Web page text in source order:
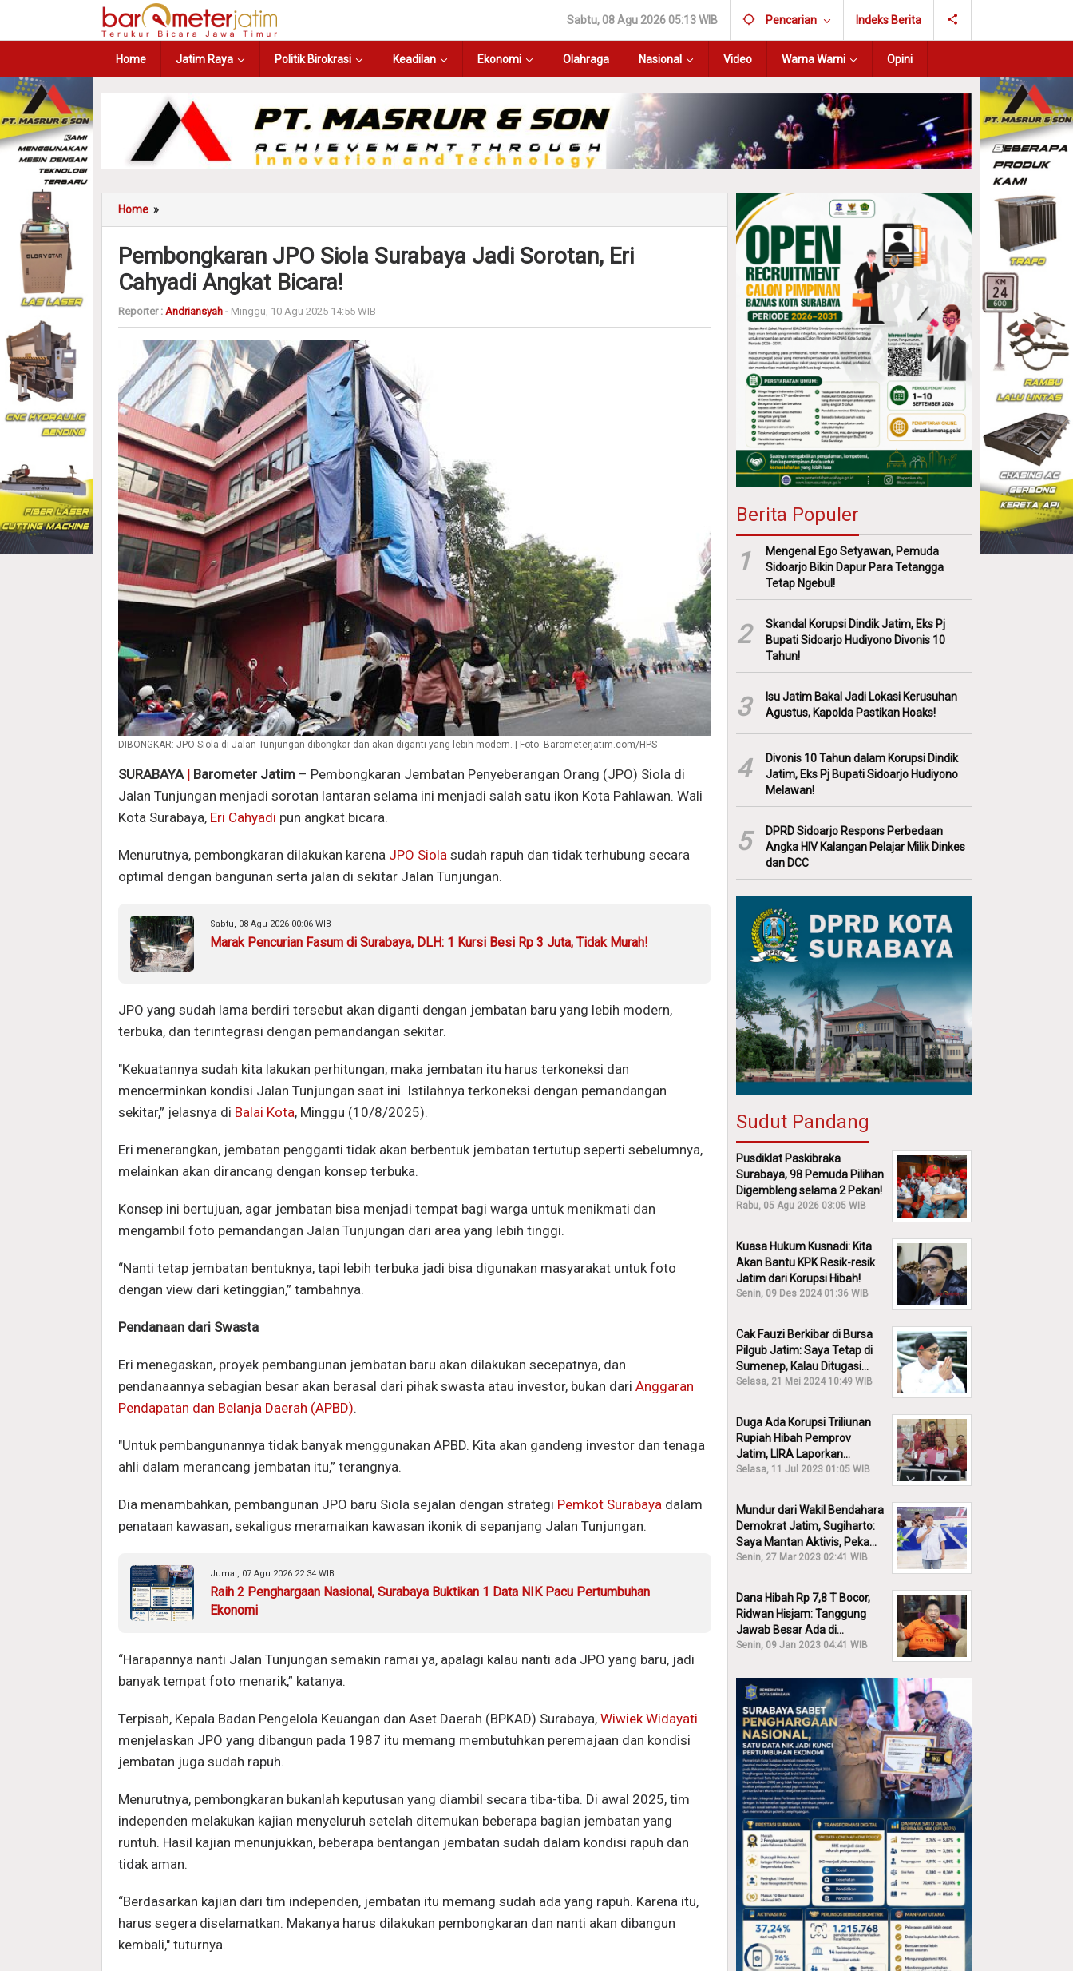
Sabtu, 08 Agu 2026 05:13 WIB Pencarian Indeks Berita
Home Jatim Raya Politik Birokrasi Keadilan Ekonomi Olahraga Nasional Video Warna Warni Opini
Home »
Pembongkaran JPO Siola Surabaya Jadi Sorotan, Eri
Cahyadi Angkat Bicara!
Reporter : Andriansyah - Minggu, 10 Agu 2025 14:55 WIB
DIBONGKAR: JPO Siola di Jalan Tunjungan dibongkar dan akan diganti yang lebih modern. | Foto: Barometerjatim.com/HPS
SURABAYA | Barometer Jatim – Pembongkaran Jembatan Penyeberangan Orang (JPO) Siola di
Jalan Tunjungan menjadi sorotan lantaran selama ini menjadi salah satu ikon Kota Pahlawan. Wali
Kota Surabaya, Eri Cahyadi pun angkat bicara.
Menurutnya, pembongkaran dilakukan karena JPO Siola sudah rapuh dan tidak terhubung secara
optimal dengan bangunan serta jalan di sekitar Jalan Tunjungan.
Sabtu, 08 Agu 2026 00:06 WIB
Marak Pencurian Fasum di Surabaya, DLH: 1 Kursi Besi Rp 3 Juta, Tidak Murah!
JPO yang sudah lama berdiri tersebut akan diganti dengan jembatan baru yang lebih modern,
terbuka, dan terintegrasi dengan pemandangan sekitar.
"Kekuatannya sudah kita lakukan perhitungan, maka jembatan itu harus terkoneksi dan
mencerminkan kondisi Jalan Tunjungan saat ini. Istilahnya terkoneksi dengan pemandangan
sekitar,” jelasnya di Balai Kota, Minggu (10/8/2025).
Eri menerangkan, jembatan pengganti tidak akan berbentuk jembatan tertutup seperti sebelumnya,
melainkan akan dirancang dengan konsep terbuka.
Konsep ini bertujuan, agar jembatan bisa menjadi tempat bagi warga untuk menikmati dan
mengambil foto pemandangan Jalan Tunjungan dari area yang lebih tinggi.
“Nanti tetap jembatan bentuknya, tapi lebih terbuka jadi bisa digunakan masyarakat untuk foto
dengan view dari ketinggian,” tambahnya.
Pendanaan dari Swasta
Eri menegaskan, proyek pembangunan jembatan baru akan dilakukan secepatnya, dan
pendanaannya sebagian besar akan berasal dari pihak swasta atau investor, bukan dari Anggaran
Pendapatan dan Belanja Daerah (APBD).
"Untuk pembangunannya tidak banyak menggunakan APBD. Kita akan gandeng investor dan tenaga
ahli dalam merancang jembatan itu,” terangnya.
Dia menambahkan, pembangunan JPO baru Siola sejalan dengan strategi Pemkot Surabaya dalam
penataan kawasan, sekaligus meramaikan kawasan ikonik di sepanjang Jalan Tunjungan.
Jumat, 07 Agu 2026 22:34 WIB
Raih 2 Penghargaan Nasional, Surabaya Buktikan 1 Data NIK Pacu Pertumbuhan
Ekonomi
“Harapannya nanti Jalan Tunjungan semakin ramai ya, apalagi kalau nanti ada JPO yang baru, jadi
banyak tempat foto menarik,” katanya.
Terpisah, Kepala Badan Pengelola Keuangan dan Aset Daerah (BPKAD) Surabaya, Wiwiek Widayati
menjelaskan JPO yang dibangun pada 1987 itu memang membutuhkan peremajaan dan kondisi
jembatan juga sudah rapuh.
Menurutnya, pembongkaran bukanlah keputusan yang diambil secara tiba-tiba. Di awal 2025, tim
independen melakukan kajian menyeluruh setelah ditemukan beberapa bagian jembatan yang
runtuh. Hasil kajian menunjukkan, beberapa bentangan jembatan sudah dalam kondisi rapuh dan
tidak aman.
“Berdasarkan kajian dari tim independen, jembatan itu memang sudah ada yang rapuh. Karena itu,
harus segera diselamatkan. Makanya harus dilakukan pembongkaran dan nanti akan dibangun
kembali," tuturnya.
Berita Populer
1
Mengenal Ego Setyawan, Pemuda
Sidoarjo Bikin Dapur Para Tetangga
Tetap Ngebul!
2
Skandal Korupsi Dindik Jatim, Eks Pj
Bupati Sidoarjo Hudiyono Divonis 10
Tahun!
3
Isu Jatim Bakal Jadi Lokasi Kerusuhan
Agustus, Kapolda Pastikan Hoaks!
4
Divonis 10 Tahun dalam Korupsi Dindik
Jatim, Eks Pj Bupati Sidoarjo Hudiyono
Melawan!
5
DPRD Sidoarjo Respons Perbedaan
Angka HIV Kalangan Pelajar Milik Dinkes
dan DCC
Sudut Pandang
Pusdiklat Paskibraka
Surabaya, 98 Pemuda Pilihan
Digembleng selama 2 Pekan!
Rabu, 05 Agu 2026 03:05 WIB
Kuasa Hukum Kusnadi: Kita
Akan Bantu KPK Resik-resik
Jatim dari Korupsi Hibah!
Senin, 09 Des 2024 01:36 WIB
Cak Fauzi Berkibar di Bursa
Pilgub Jatim: Saya Tetap di
Sumenep, Kalau Ditugasi
Partai Lain Cerita!
Selasa, 21 Mei 2024 10:49 WIB
Duga Ada Korupsi Triliunan
Rupiah Hibah Pemprov
Jatim, LIRA Laporkan
Khofifah ke KPK: Dia Harus
Selasa, 11 Jul 2023 01:05 WIB
Mundur dari Wakil Bendahara
Demokrat Jatim, Sugiharto:
Saya Mantan Aktivis, Peka
Sekali Kalau Ada yang
Senin, 27 Mar 2023 02:41 WIB
Dana Hibah Rp 7,8 T Bocor,
Ridwan Hisjam: Tanggung
Jawab Besar Ada di
Pemprov, Bukan DPRD Jatim!
Senin, 09 Jan 2023 04:41 WIB